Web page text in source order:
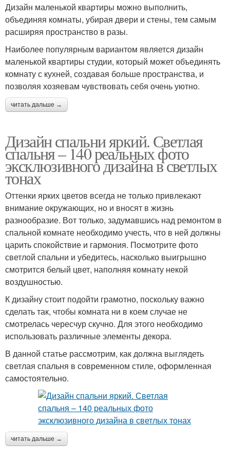
Дизайн маленькой квартиры можно выполнить,
объединяя комнаты, убирая двери и стены, тем самым
расширяя пространство в разы.
Наиболее популярным вариантом является дизайн
маленькой квартиры студии, который может объединять
комнату с кухней, создавая больше пространства, и
позволяя хозяевам чувствовать себя очень уютно.
читать дальше →
Дизайн спальни яркий. Светлая
спальня – 140 реальных фото
эксклюзивного дизайна в светлых
тонах
Оттенки ярких цветов всегда не только привлекают
внимание окружающих, но и вносят в жизнь
разнообразие. Вот только, задумавшись над ремонтом в
спальной комнате необходимо учесть, что в ней должны
царить спокойствие и гармония. Посмотрите фото
светлой спальни и убедитесь, насколько выигрышно
смотрится белый цвет, наполняя комнату некой
воздушностью.
К дизайну стоит подойти грамотно, поскольку важно
сделать так, чтобы комната ни в коем случае не
смотрелась чересчур скучно. Для этого необходимо
использовать различные элементы декора.
В данной статье рассмотрим, как должна выглядеть
светлая спальня в современном стиле, оформленная
самостоятельно.
читать дальше →